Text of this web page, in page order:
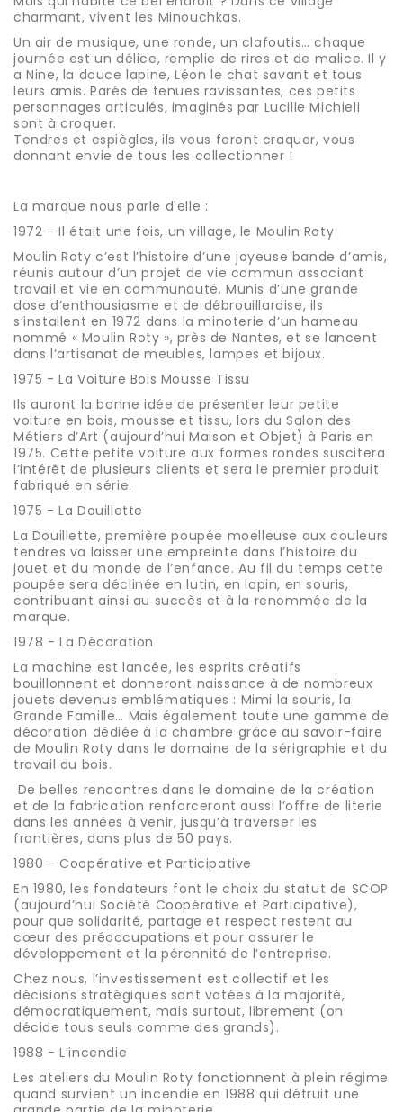
charmant, vivent les Minouchkas.
Un air de musique, une ronde, un clafoutis… chaque
journée est un délice, remplie de rires et de malice. Il y
a Nine, la douce lapine, Léon le chat savant et tous
leurs amis. Parés de tenues ravissantes, ces petits
personnages articulés, imaginés par Lucille Michieli
sont à croquer.
Tendres et espiègles, ils vous feront craquer, vous
donnant envie de tous les collectionner !
La marque nous parle d'elle :
1972 - Il était une fois, un village, le Moulin Roty
Moulin Roty c’est l’histoire d’une joyeuse bande d’amis,
réunis autour d’un projet de vie commun associant
travail et vie en communauté. Munis d’une grande
dose d’enthousiasme et de débrouillardise, ils
s’installent en 1972 dans la minoterie d’un hameau
nommé « Moulin Roty », près de Nantes, et se lancent
dans l’artisanat de meubles, lampes et bijoux.
1975 - La Voiture Bois Mousse Tissu
Ils auront la bonne idée de présenter leur petite
voiture en bois, mousse et tissu, lors du Salon des
Métiers d’Art (aujourd’hui Maison et Objet) à Paris en
1975. Cette petite voiture aux formes rondes suscitera
l’intérêt de plusieurs clients et sera le premier produit
fabriqué en série.
1975 - La Douillette
La Douillette, première poupée moelleuse aux couleurs
tendres va laisser une empreinte dans l’histoire du
jouet et du monde de l’enfance. Au fil du temps cette
poupée sera déclinée en lutin, en lapin, en souris,
contribuant ainsi au succès et à la renommée de la
marque.
1978 - La Décoration
La machine est lancée, les esprits créatifs
bouillonnent et donneront naissance à de nombreux
jouets devenus emblématiques : Mimi la souris, la
Grande Famille… Mais également toute une gamme de
décoration dédiée à la chambre grâce au savoir-faire
de Moulin Roty dans le domaine de la sérigraphie et du
travail du bois.
De belles rencontres dans le domaine de la création
et de la fabrication renforceront aussi l’offre de literie
dans les années à venir, jusqu’à traverser les
frontières, dans plus de 50 pays.
1980 - Coopérative et Participative
En 1980, les fondateurs font le choix du statut de SCOP
(aujourd’hui Société Coopérative et Participative),
pour que solidarité, partage et respect restent au
cœur des préoccupations et pour assurer le
développement et la pérennité de l’entreprise.
Chez nous, l’investissement est collectif et les
décisions stratégiques sont votées à la majorité,
démocratiquement, mais surtout, librement (on
décide tous seuls comme des grands).
1988 - L’incendie
Les ateliers du Moulin Roty fonctionnent à plein régime
quand survient un incendie en 1988 qui détruit une